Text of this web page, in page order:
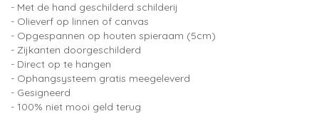
Met de hand geschilderd schilderij
Olieverf op linnen of canvas
Opgespannen op houten spieraam (5cm)
Zijkanten doorgeschilderd
Direct op te hangen
Ophangsysteem gratis meegeleverd
Gesigneerd
100% niet mooi geld terug